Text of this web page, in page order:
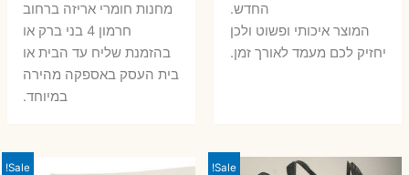
החדש.
המוצר איכותי ופשוט ולכן
יחזיק לכם מעמד לאורך זמן.
מחנות חומרי אריזה ברחוב
חרמון 4 בני ברק או
בהזמנת שליח עד הבית או
בית העסק באספקה מהירה
במיוחד.
Sale!
Sale!